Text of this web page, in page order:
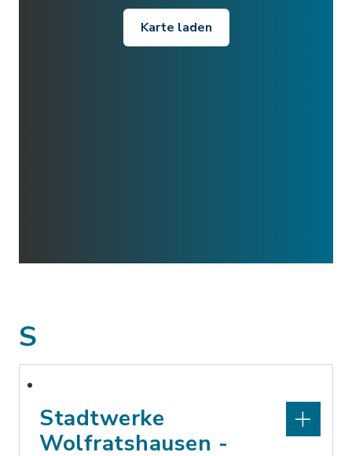
Karte laden
S
Stadtwerke
Wolfratshausen -